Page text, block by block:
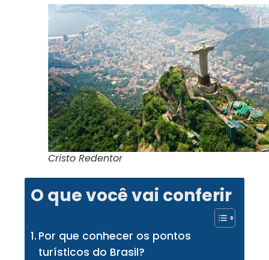
Cristo Redentor
O que você vai conferir
Por que conhecer os pontos
turísticos do Brasil?